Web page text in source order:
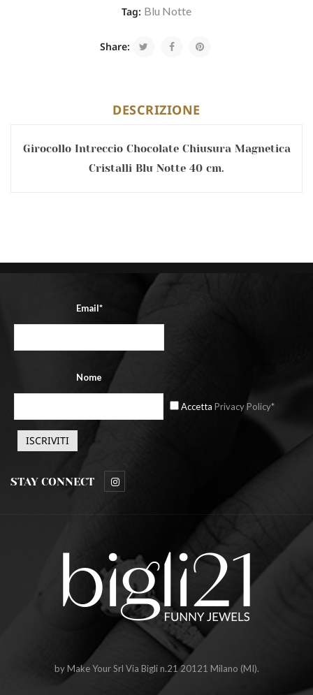
Tag: Blu Notte
Share:
DESCRIZIONE
Girocollo Intreccio Chocolate Chiusura Magnetica
Cristalli Blu Notte 40 cm.
Email*
Nome
Accetta Privacy Policy*
STAY CONNECT
by Make Your Srl Via Bigli n.21 20121 Milano (MI).